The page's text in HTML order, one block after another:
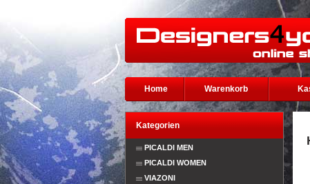
Home Warenkorb
Kategorien
PICALDI MEN
PICALDI WOMEN
VIAZONI